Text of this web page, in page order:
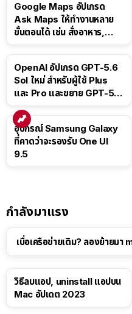
Google Maps อัปเกรด
Ask Maps ให้ทำงานหลาย
ขั้นตอนได้ เช่น สั่งอาหาร,
OpenAI อัปเกรด GPT-5.6
Sol ใหม่ สำหรับผู้ใช้ Plus
และ Pro และขยาย GPT-5.6
อุปกรณ์ Samsung Galaxy
ที่คาดว่าจะรองรับ One UI
9.5
กำลังมาแรง
เบื่อเครือข่ายเดิม? ลองย้ายมา
วิธีลบแอป, uninstall แอปบน
Mac อัปเดต 2023